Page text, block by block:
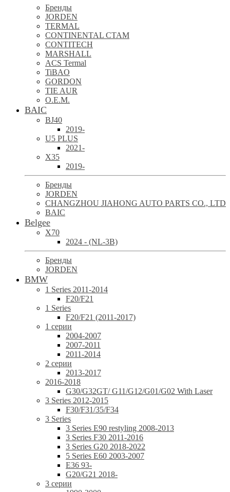
Бренды
JORDEN
TERMAL
CONTINENTAL CTAM
CONTITECH
MARSHALL
ACS Termal
TiBAO
GORDON
TIE AUR
O.E.M.
BAIC
BJ40
2019-
U5 PLUS
2021-
X35
2019-
Бренды
JORDEN
CHANGZHOU JIAHONG AUTO PARTS CO., LTD
BAIC
Belgee
X70
2024 - (NL-3B)
Бренды
JORDEN
BMW
1 Series 2011-2014
F20/F21
1 Series
F20/F21 (2011-2017)
1 серии
2004-2007
2007-2011
2011-2014
2 серии
2013-2017
2016-2018
G30/G32GT/ G11/G12/G01/G02 With Laser
3 Series 2012-2015
F30/F31/35/F34
3 Series
3 Series E90 restyling 2008-2013
3 Series F30 2011-2016
3 Series G20 2018-2022
5 Series E60 2003-2007
E36 93-
G20/G21 2018-
3 серии